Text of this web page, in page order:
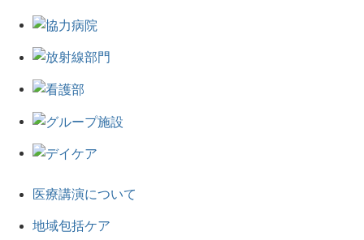
医療講演について
地域包括ケア